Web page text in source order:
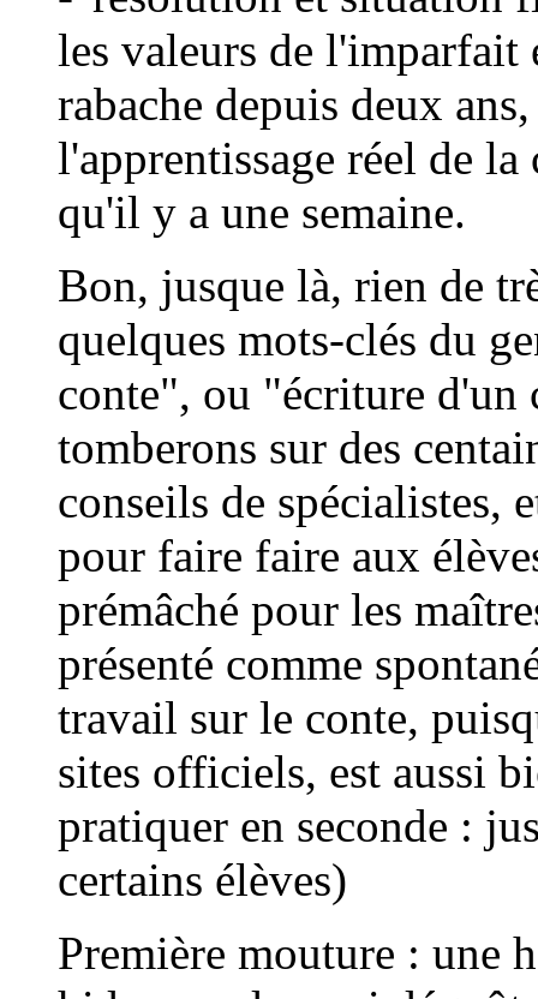
les valeurs de l'imparfait
rabache depuis deux
l'apprentissage réel de
qu'il y a une semaine.
Bon, jusque là, rien de
quelques mots-clés du
conte", ou "écriture d'un
tomberons sur des
conseils de spécialistes,
pour faire faire aux
prémâché pour les
présenté comme
travail sur le conte,
sites officiels, est aussi
pratiquer en seconde :
certains élèves)
Première mouture : une